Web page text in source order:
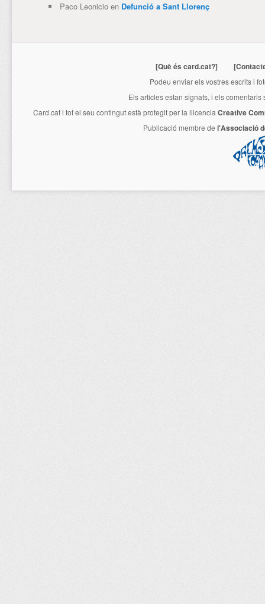
Paco Leonicioen Defunció a Sant Llorenç
[Què és card.cat?]
Podeu enviar els vostres escrits i
Els articles estan signats, i els
Card.cati tot el seu contingut està protegit per la llicencia Creative
Publicació membre de l'Associació